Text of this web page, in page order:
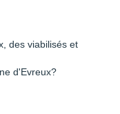
des viabilisés et
d'Evreux?